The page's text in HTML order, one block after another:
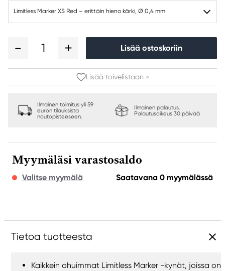
Limitless Marker XS Red – erittäin hieno kärki, Ø 0,4 mm
1 Lisää ostoskoriin
Lisää toivelistaan »
Ilmainen toimitus yli 59
euron tilauksista
noutopisteeseen.
Ilmainen palautus.
Palautusoikeus 30 päivää
Myymäläsi varastosaldo
Valitse myymälä Saatavana 0 myymälässä
Tietoa tuotteesta
Kaikkein ohuimmat Limitless Marker -kynät, joissa on